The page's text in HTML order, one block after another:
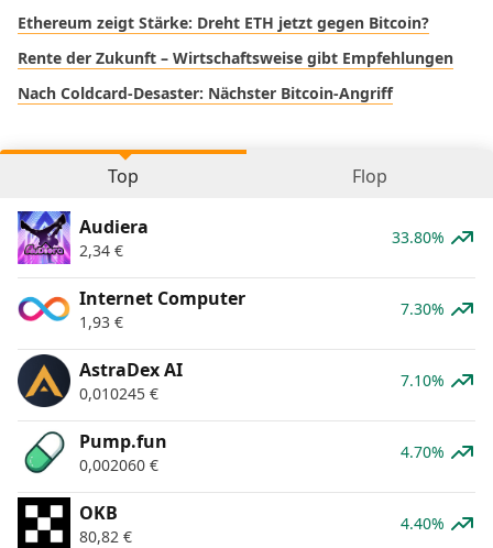
Ethereum zeigt Stärke: Dreht ETH jetzt gegen Bitcoin?
Rente der Zukunft – Wirtschaftsweise gibt Empfehlungen
Nach Coldcard-Desaster: Nächster Bitcoin-Angriff
Top Flop
Audiera
2,34 €
33.80%
Internet Computer
1,93 €
7.30%
AstraDex AI
0,010245 €
7.10%
Pump.fun
0,002060 €
4.70%
OKB
80,82 €
4.40%